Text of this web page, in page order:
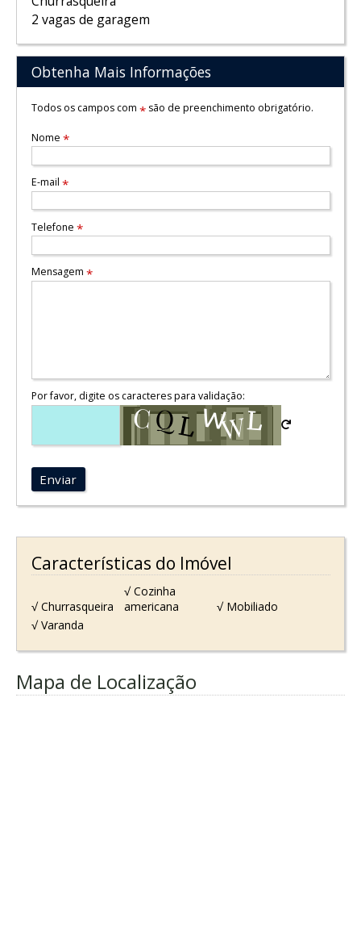
2 vagas de garagem
Obtenha Mais Informações
Todos os campos com *são de preenchimento obrigatório.
Nome *
E-mail *
Telefone *
Mensagem *
Por favor, digite os caracteres para validação:
Enviar
Características do Imóvel
√ Churrasqueira
√ Cozinha
americana
√ Mobiliado
√ Varanda
Mapa de Localização